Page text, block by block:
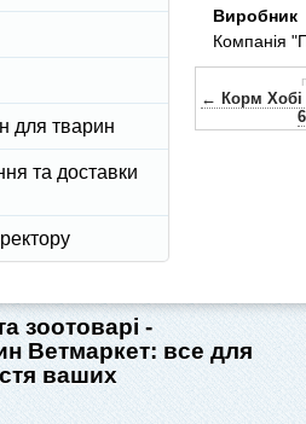
Виробник
Компанія
← Корм ​​Хобі
для тварин
та доставки
зоотоварі -
Ветмаркет: все для
ваших